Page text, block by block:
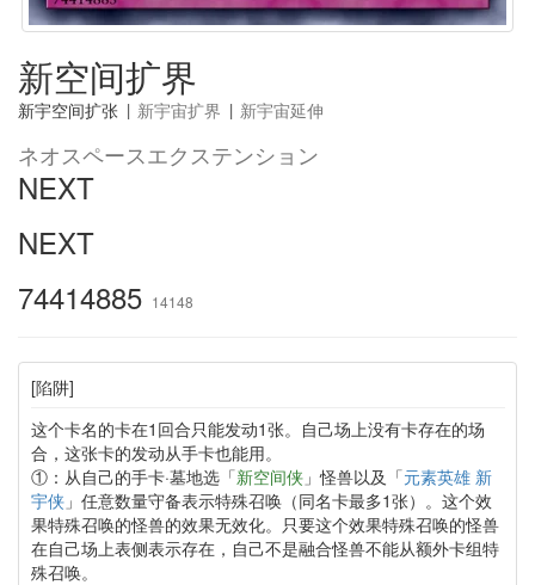
新空间扩界
新宇空间扩张 | 新宇宙扩界 | 新宇宙延伸
ネオスペースエクステンション
NEXT
NEXT
74414885 14148
[陷阱]
这个卡名的卡在1回合只能发动1张。自己场上没有卡存在的场
合，这张卡的发动从手卡也能用。
①：从自己的手卡·墓地选「新空间侠」怪兽以及「元素英雄 新
宇侠」任意数量守备表示特殊召唤（同名卡最多1张）。这个效
果特殊召唤的怪兽的效果无效化。只要这个效果特殊召唤的怪兽
在自己场上表侧表示存在，自己不是融合怪兽不能从额外卡组特
殊召唤。